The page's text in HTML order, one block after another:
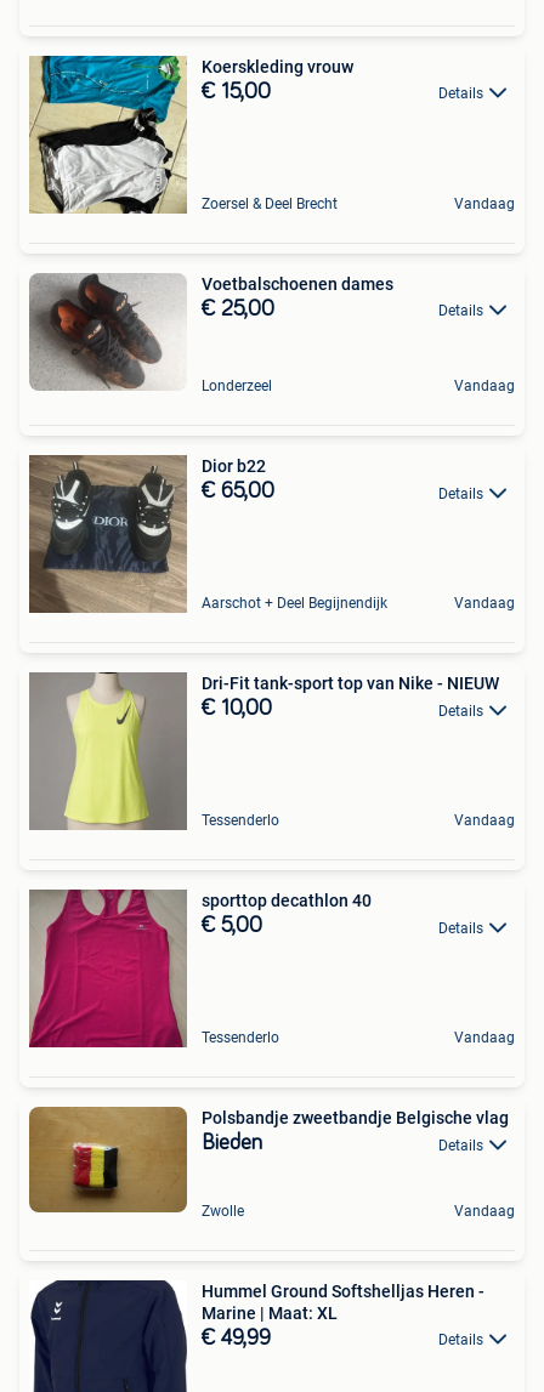
Koerskleding vrouw
€ 15,00 Details
Zoersel & Deel Brecht Vandaag
Voetbalschoenen dames
€ 25,00 Details
Londerzeel Vandaag
Dior b22
€ 65,00 Details
Aarschot + Deel Begijnendijk Vandaag
Dri-Fit tank-sport top van Nike - NIEUW
€ 10,00 Details
Tessenderlo Vandaag
sporttop decathlon 40
€ 5,00 Details
Tessenderlo Vandaag
Polsbandje zweetbandje Belgische vlag
Bieden Details
Zwolle Vandaag
Hummel Ground Softshelljas Heren -
Marine | Maat: XL
€ 49,99 Details